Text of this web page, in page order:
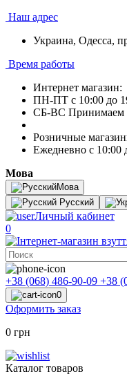
Наш адрес
Украина, Одесса,
Время работы
Интернет магазин:
ПН-ПТ с 10:00 до
СБ-ВС Принимаем
Розничные
Ежедневно с 10:00
Мова
Мова
Русский
Личный кабинет
0
+38 (068) 486-90-09 +38
0
Оформить заказ
0 грн
Каталог товаров